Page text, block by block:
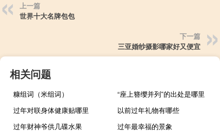
上一篇
世界十大名牌包包
下一篇
三亚婚纱摄影哪家好又便宜
相关问题
糠组词（米组词）
“座上簪缨并列”的出处是哪里
过年对联身体健康贴哪里
以前过年礼物有哪些
过年财神爷供几碟水果
过年最幸福的景象